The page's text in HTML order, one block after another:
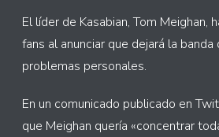
El líder de Kasabian, Tom Meighan,
fans al anunciar que dejará la
problemas personales.
En un comunicado publicado en
que Meighan quería «concentrar